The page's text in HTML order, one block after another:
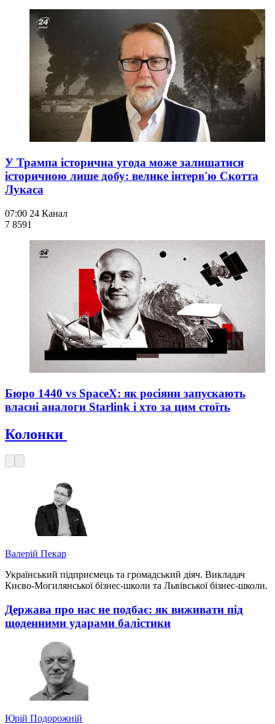
У Трампа історична угода може залишатися
історичною лише добу: велике інтерв'ю Скотта
Лукаса
07:00 24 Канал
7 8591
Бюро 1440 vs SpaceX: як росіяни запускають
власні аналоги Starlink і хто за цим стоїть
Колонки
Валерій Пекар
Український підприємець та громадський діяч. Викладач
Києво-Могилянської бізнес-школи та Львівської бізнес-школи.
Держава про нас не подбає: як виживати під
щоденними ударами балістики
Юрій Подорожній